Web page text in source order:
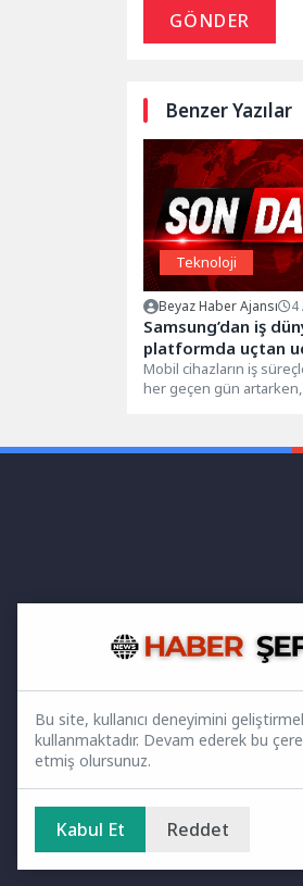
GÖNDER
Benzer Yazılar
Teknoloji
Beyaz Haber Ajansı 4
Samsung’dan iş
platformda uçtan
yönetim: Knox Suite
Mobil cihazların iş
her geçen gün
bilgiler
Ana Sayfa
Bu site, kullanıcı deneyimini
kullanmaktadır. Devam ederek bu
etmiş olursunuz.
Kabul Et Reddet